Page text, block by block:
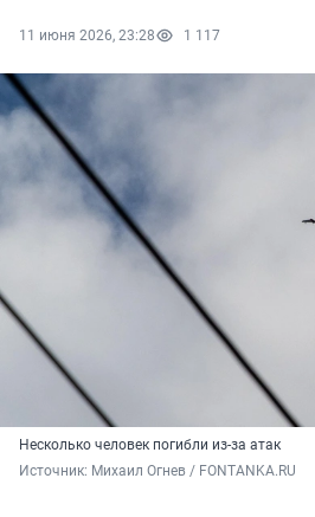
11 июня 2026, 23:28 1 117
Несколько человек погибли из-за атак
Источник: Михаил Огнев / FONTANKA.RU